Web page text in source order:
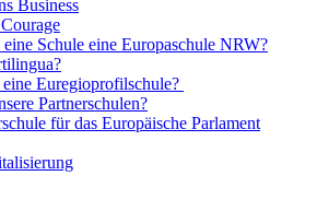
Business
Schule eine Europaschule NRW?
eine Euregioprofilschule?
Partnerschulen?
für das Europäische Parlament